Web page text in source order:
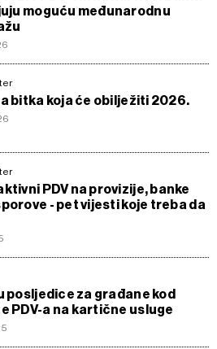
moguću međunarodnu
bitka koja će obilježiti 2026.
PDV na provizije, banke
- pet vijesti koje treba da
posljedice za građane kod
PDV-a na kartične usluge